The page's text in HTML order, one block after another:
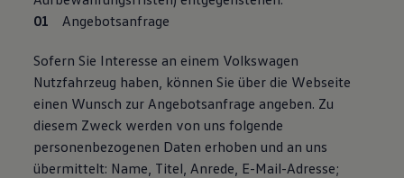
Angebotsanfrage
Sofern Sie Interesse an einem Volkswagen
Nutzfahrzeug haben, können Sie über die Webseite
einen Wunsch zur Angebotsanfrage angeben. Zu
diesem Zweck werden von uns folgende
personenbezogenen Daten erhoben und an uns
übermittelt: Name, Titel, Anrede, E-Mail-Adresse;